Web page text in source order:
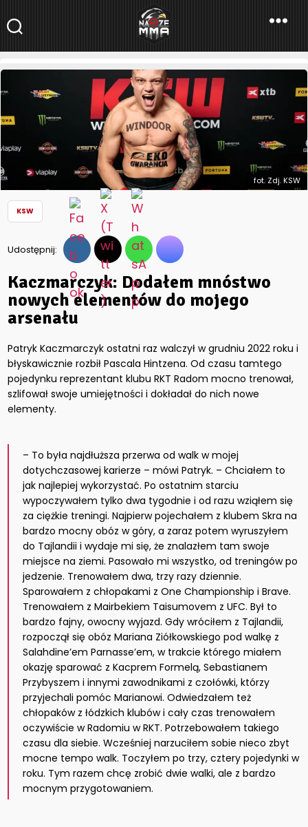
NaszeMMA
NaszeMMA.pl»Aktualności»Polskie MMA»KSW»Kaczmarczyk:
Dodałem mnóstwo nowych elementów do mojego arsenału
fot. Zdj. KSW
KSW
Udostępnij:
Kaczmarczyk: Dodałem mnóstwo
nowych elementów do mojego
arsenału
Patryk Kaczmarczyk ostatni raz walczył w grudniu 2022 roku i
błyskawicznie rozbił Pascala Hintzena. Od czasu tamtego
pojedynku reprezentant klubu RKT Radom mocno trenował,
szlifował swoje umiejętności i dokładał do nich nowe
elementy.
– To była najdłuższa przerwa od walk w mojej
dotychczasowej karierze – mówi Patryk. – Chciałem to
jak najlepiej wykorzystać. Po ostatnim starciu
wypoczywałem tylko dwa tygodnie i od razu wziąłem się
za ciężkie treningi. Najpierw pojechałem z klubem Skra na
bardzo mocny obóz w góry, a zaraz potem wyruszyłem
do Tajlandii i wydaje mi się, że znalazłem tam swoje
miejsce na ziemi. Pasowało mi wszystko, od treningów po
jedzenie. Trenowałem dwa, trzy razy dziennie.
Sparowałem z chłopakami z One Championship i Brave.
Trenowałem z Mairbekiem Taisumovem z UFC. Był to
bardzo fajny, owocny wyjazd. Gdy wróciłem z Tajlandii,
rozpoczął się obóz Mariana Ziółkowskiego pod walkę z
Salahdine’em Parnasse’em, w trakcie którego miałem
okazję sparować z Kacprem Formelą, Sebastianem
Przybyszem i innymi zawodnikami z czołówki, którzy
przyjechali pomóc Marianowi. Odwiedzałem też
chłopaków z łódzkich klubów i cały czas trenowałem
oczywiście w Radomiu w RKT. Potrzebowałem takiego
czasu dla siebie. Wcześniej narzuciłem sobie nieco zbyt
mocne tempo walk. Toczyłem po trzy, cztery pojedynki w
roku. Tym razem chcę zrobić dwie walki, ale z bardzo
mocnym przygotowaniem.